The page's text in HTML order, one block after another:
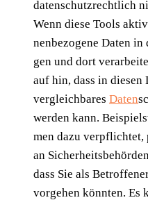
daten­schutz­recht­lich
Wenn die­se Tools
nen­be­zo­ge­ne Daten
gen und dort
auf hin, dass in
ver­gleich­ba­res Daten
wer­den kann.
men dazu ver­pflich­tet,
an
dass Sie als
vor­ge­hen könn­ten. Es